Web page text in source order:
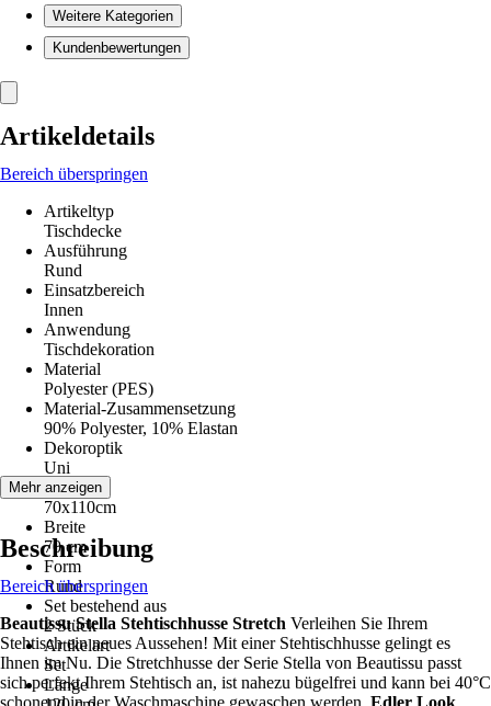
Weitere Kategorien
Kundenbewertungen
Artikeldetails
Bereich überspringen
Artikeltyp
Tischdecke
Ausführung
Rund
Einsatzbereich
Innen
Anwendung
Tischdekoration
Material
Polyester (PES)
Material-Zusammensetzung
90% Polyester, 10% Elastan
Dekoroptik
Uni
Maße
70x110cm
Breite
70 cm
Form
Rund
Set bestehend aus
2 Stück
Artikelart
Set
Länge
Mehr anzeigen
Beschreibung
Bereich überspringen
Beautissu Stella Stehtischhusse Stretch Verleihen Sie Ihrem
Stehtisch ein neues Aussehen! Mit einer Stehtischhusse gelingt es
Ihnen im Nu. Die Stretchhusse der Serie Stella von Beautissu passt
sich perfekt Ihrem Stehtisch an, ist nahezu bügelfrei und kann bei 40°C
schonend in der Waschmaschine gewaschen werden. Edler Look